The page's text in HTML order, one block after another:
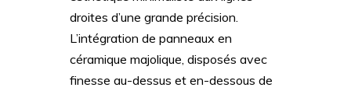
droites d’une grande précision.
L’intégration de panneaux en
céramique majolique, disposés avec
finesse au-dessus et en-dessous de